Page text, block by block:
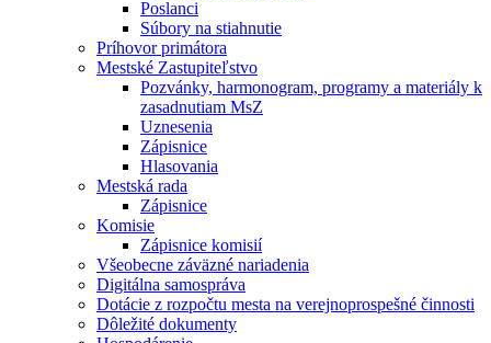
Poslanci
Súbory na stiahnutie
Príhovor primátora
Mestské Zastupiteľstvo
Pozvánky, harmonogram, programy a materiály k
zasadnutiam MsZ
Uznesenia
Zápisnice
Hlasovania
Mestská rada
Zápisnice
Komisie
Zápisnice komisií
Všeobecne záväzné nariadenia
Digitálna samospráva
Dotácie z rozpočtu mesta na verejnoprospešné činnosti
Dôležité dokumenty